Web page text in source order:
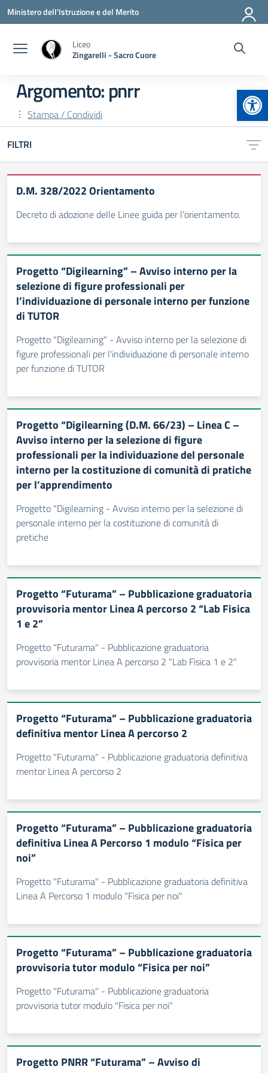
Vai ai contenuti
Vai al menu di navigazione
Vai al footer
Ministero dell'Istruzione e del Merito
Liceo
Zingarelli - Sacro Cuore
Argomento: pnrr
Stampa / Condividi
FILTRI
D.M. 328/2022 Orientamento
Decreto di adozione delle Linee guida per l’orientamento.
Progetto “Digilearning” – Avviso interno per la
selezione di figure professionali per
l’individuazione di personale interno per funzione
di TUTOR
Progetto "Digilearning" - Avviso interno per la selezione di
figure professionali per l'individuazione di personale interno
per funzione di TUTOR
Progetto “Digilearning (D.M. 66/23) – Linea C –
Avviso interno per la selezione di figure
professionali per la individuazione del personale
interno per la costituzione di comunità di pratiche
per l’apprendimento
Progetto "Digilearning - Avviso interno per la selezione di
personale interno per la costituzione di comunità di
pretiche
Progetto “Futurama” – Pubblicazione graduatoria
provvisoria mentor Linea A percorso 2 “Lab Fisica
1 e 2”
Progetto "Futurama" - Pubblicazione graduatoria
provvisoria mentor Linea A percorso 2 "Lab Fisica 1 e 2"
Progetto “Futurama” – Pubblicazione graduatoria
definitiva mentor Linea A percorso 2
Progetto "Futurama" - Pubblicazione graduatoria definitiva
mentor Linea A percorso 2
Progetto “Futurama” – Pubblicazione graduatoria
definitiva Linea A Percorso 1 modulo “Fisica per
noi”
Progetto "Futurama" - Pubblicazione graduatoria definitiva
Linea A Percorso 1 modulo "Fisica per noi"
Progetto “Futurama” – Pubblicazione graduatoria
provvisoria tutor modulo “Fisica per noi”
Progetto "Futurama" - Pubblicazione graduatoria
provvisoria tutor modulo "Fisica per noi"
Progetto PNRR “Futurama” – Avviso di